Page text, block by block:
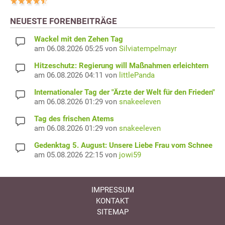
NEUESTE FORENBEITRÄGE
Wackel mit den Zehen Tag
am 06.08.2026 05:25 von Silviatempelmayr
Hitzeschutz: Regierung will Maßnahmen erleichtern
am 06.08.2026 04:11 von littlePanda
Internationaler Tag der "Ärzte der Welt für den Frieden"
am 06.08.2026 01:29 von snakeeleven
Tag des frischen Atems
am 06.08.2026 01:29 von snakeeleven
Gedenktag 5. August: Unsere Liebe Frau vom Schnee
am 05.08.2026 22:15 von jowi59
IMPRESSUM
KONTAKT
SITEMAP